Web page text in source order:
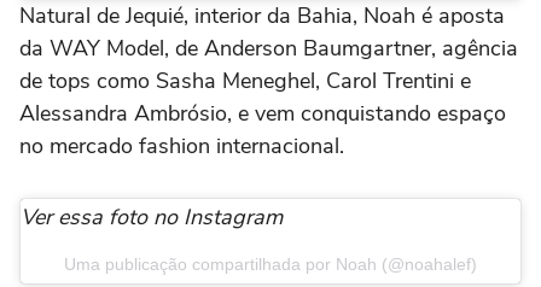
Natural de Jequié, interior da Bahia, Noah é aposta
da WAY Model, de Anderson Baumgartner, agência
de tops como Sasha Meneghel, Carol Trentini e
Alessandra Ambrósio, e vem conquistando espaço
no mercado fashion internacional.
Ver essa foto no Instagram
Uma publicação compartilhada por Noah (@noahalef)